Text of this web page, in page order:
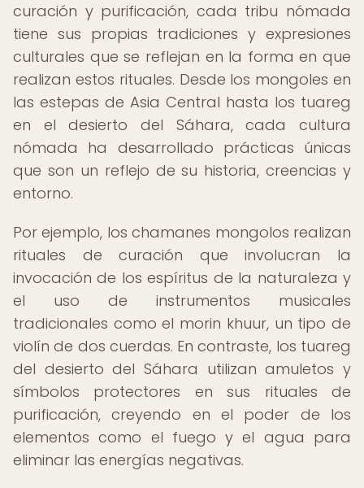
curación y purificación, cada tribu nómada
tiene sus propias tradiciones y expresiones
culturales que se reflejan en la forma en que
realizan estos rituales. Desde los mongoles en
las estepas de Asia Central hasta los tuareg
en el desierto del Sáhara, cada cultura
nómada ha desarrollado prácticas únicas
que son un reflejo de su historia, creencias y
entorno.
Por ejemplo, los chamanes mongolos realizan
rituales de curación que involucran la
invocación de los espíritus de la naturaleza y
el uso de instrumentos musicales
tradicionales como el morin khuur, un tipo de
violín de dos cuerdas. En contraste, los tuareg
del desierto del Sáhara utilizan amuletos y
símbolos protectores en sus rituales de
purificación, creyendo en el poder de los
elementos como el fuego y el agua para
eliminar las energías negativas.